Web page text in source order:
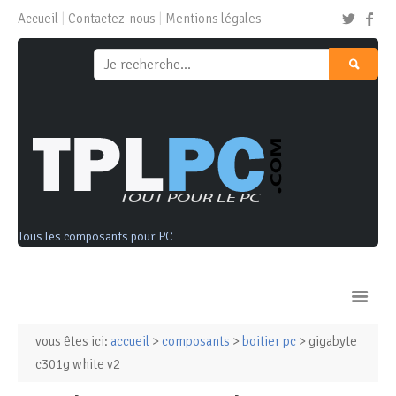
Accueil Contactez-nous Mentions légales
Tous les composants pour PC
Ordinateurs & Tablettes
vous êtes ici: accueil > composants > boitier pc > gigabyte
c301g white v2